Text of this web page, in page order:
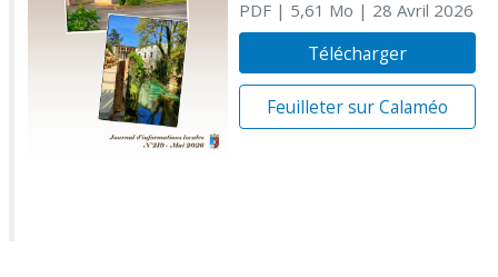
PDF| 5,61 Mo | 28 Avril 2026
Télécharger
Feuilleter sur Calaméo